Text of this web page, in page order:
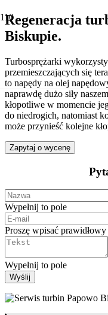
Regeneracja
Biskupie.
Turbosprężarki
przemieszczających się
to napędy na olej
naprawdę dużo siły
kłopotliwe w momencie
do niedrogich, natomiast
może przynieść kolejne
Zapytaj o wycenę
Wypełnij to pole
Proszę wpisać prawidłowy
Wypełnij to pole
Wyślij